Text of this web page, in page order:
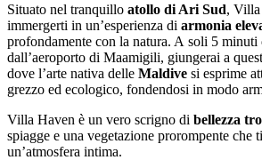
Situato nel tranquillo atollo di Ari Sud,
immergerti in un’esperienza di armonia
profondamente con la natura. A soli 5
dall’aeroporto di Maamigili, giungerai a
dove l’arte nativa delle Maldive si esprime
grezzo ed ecologico, fondendosi in modo
Villa Haven è un vero scrigno di bellezza
spiagge e una vegetazione prorompente che
un’atmosfera intima.